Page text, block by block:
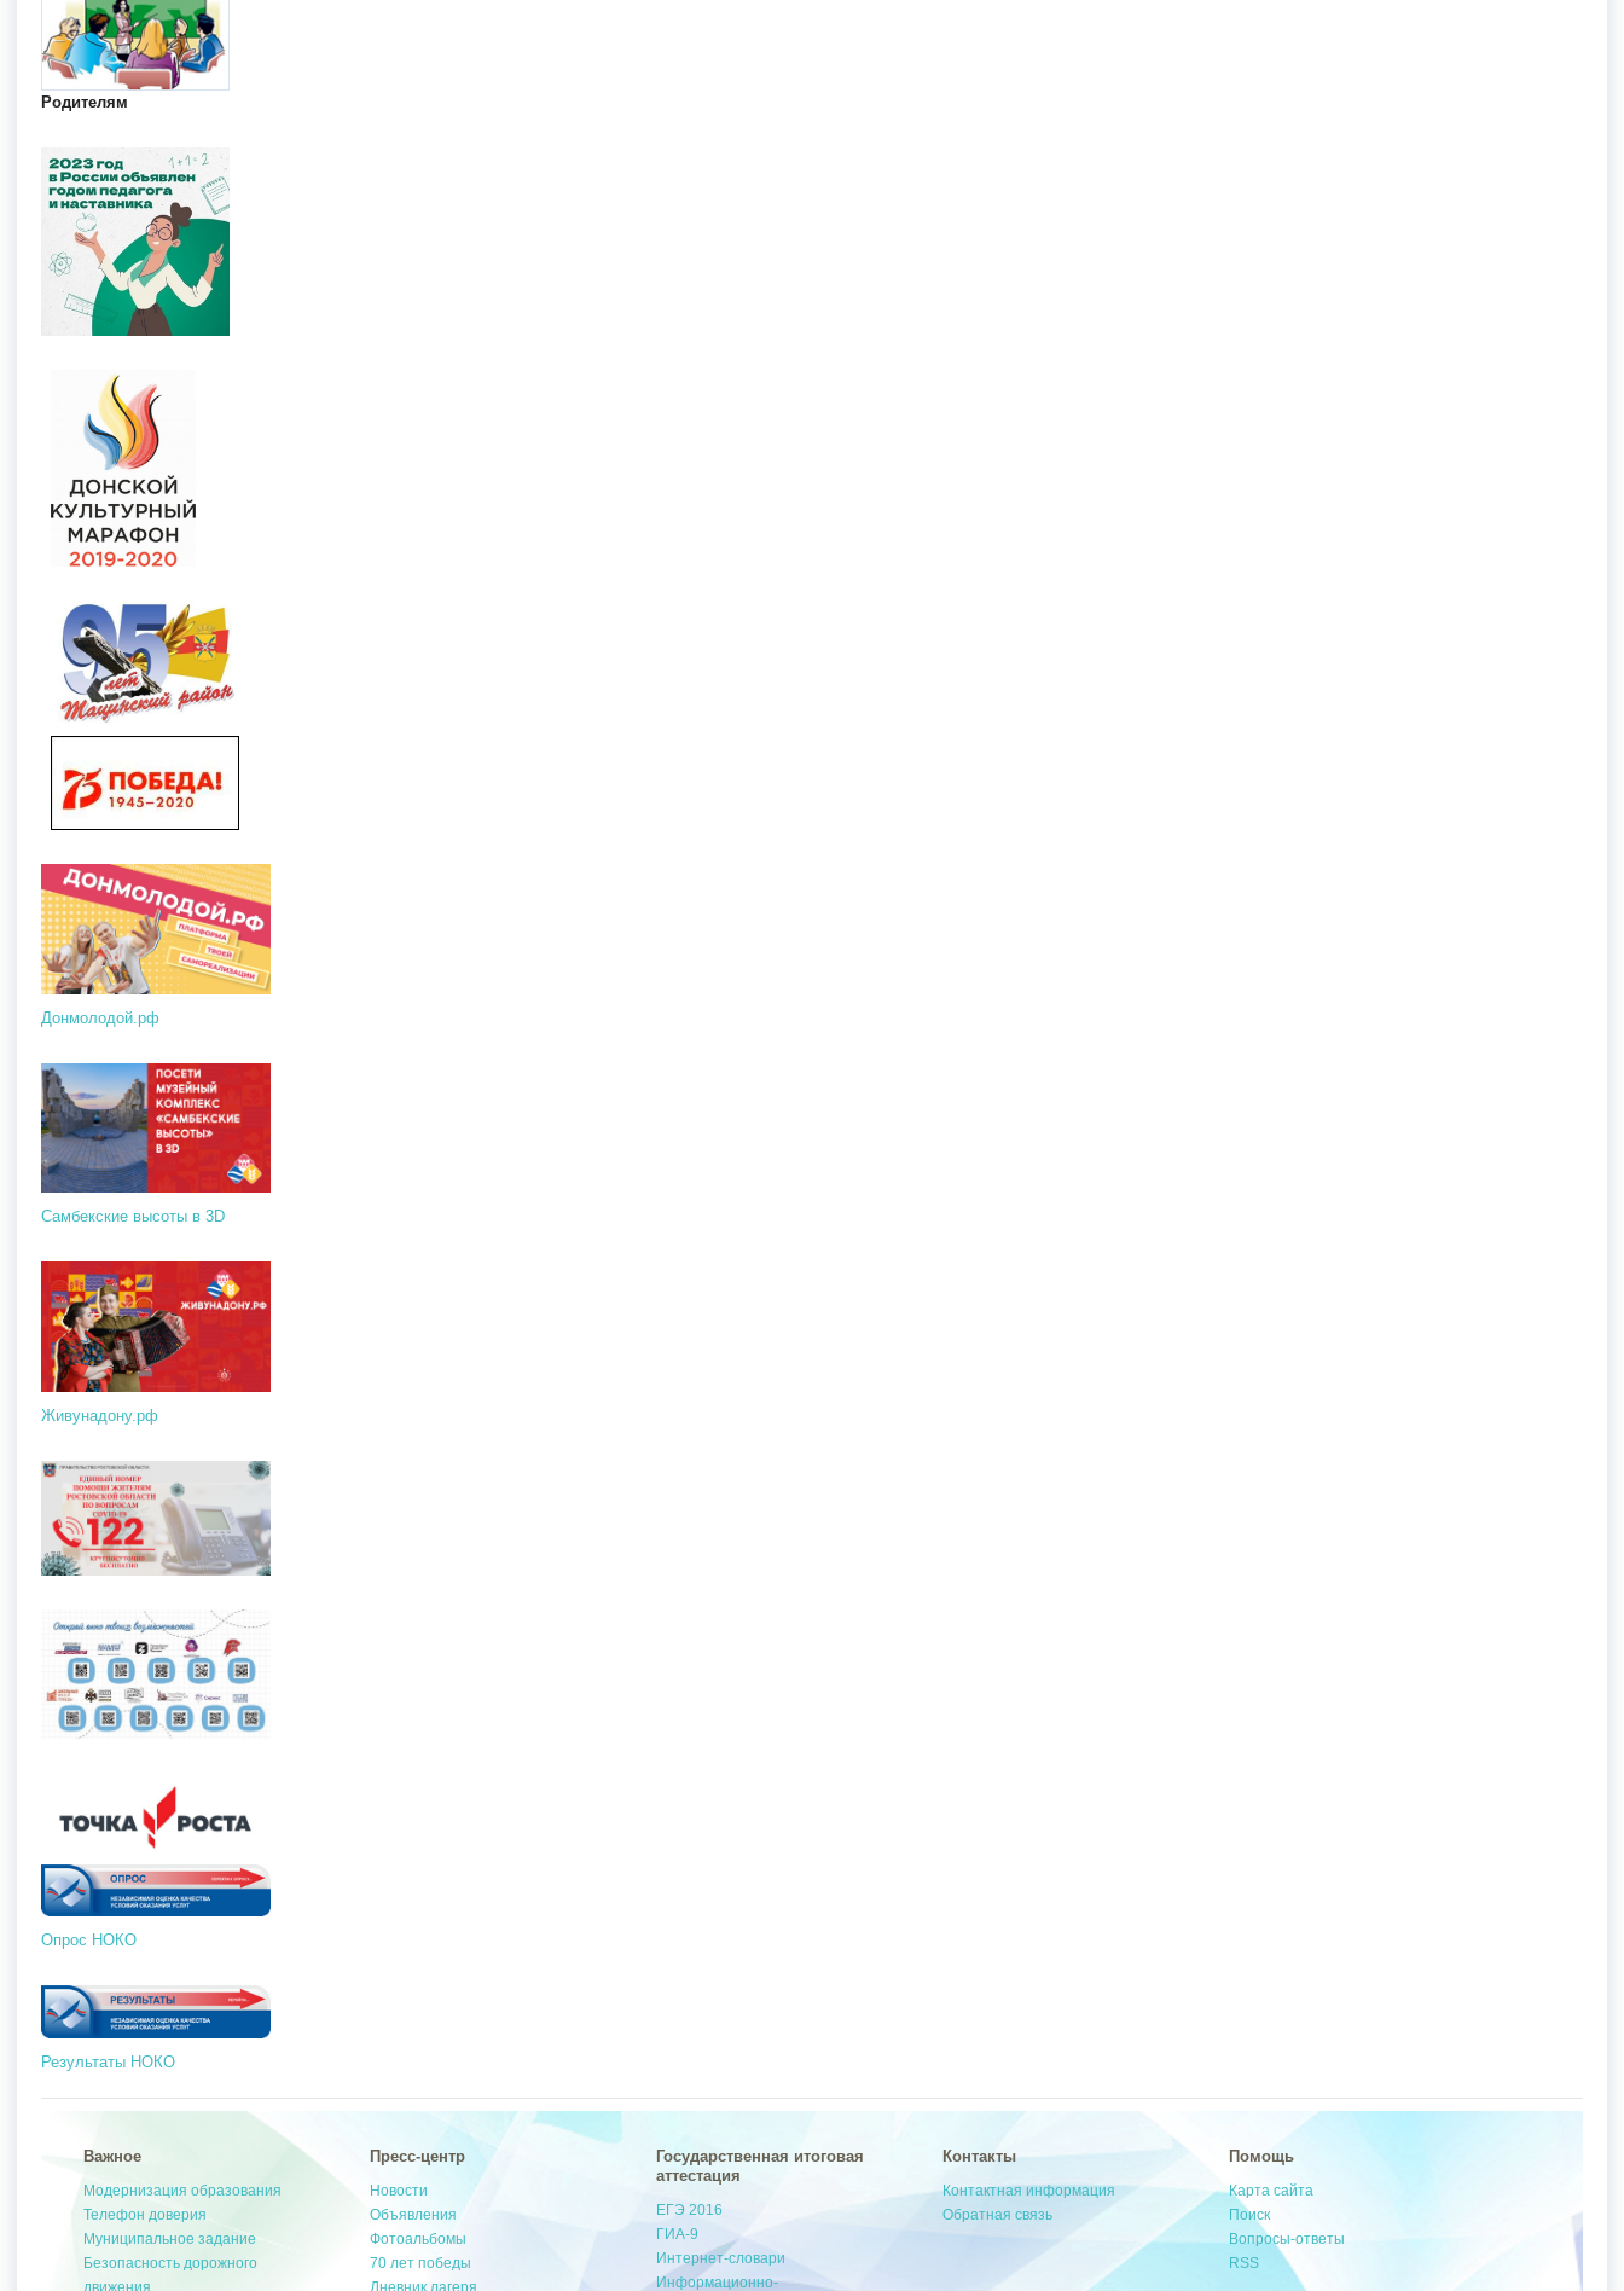
Родителям
Донмолодой.рф
Самбекские высоты в 3D
Живунадону.рф
Опрос НОКО
Результаты НОКО
Важное
Модернизация образования
Телефон доверия
Муниципальное задание
Безопасность дорожного
движения
Пресс-центр
Новости
Объявления
Фотоальбомы
70 лет победы
Дневник лагеря
Государственная итоговая
аттестация
ЕГЭ 2016
ГИА-9
Интернет-словари
Информационно-
Контакты
Контактная информация
Обратная связь
Помощь
Карта сайта
Поиск
Вопросы-ответы
RSS